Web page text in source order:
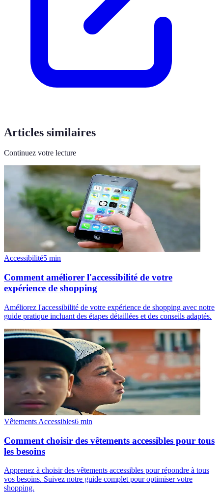
Articles similaires
Continuez votre lecture
Accessibilité5 min
Comment améliorer l'accessibilité de votre
expérience de shopping
Améliorez l'accessibilité de votre expérience de shopping avec notre
guide pratique incluant des étapes détaillées et des conseils adaptés.
Vêtements Accessibles6 min
Comment choisir des vêtements accessibles pour tous
les besoins
Apprenez à choisir des vêtements accessibles pour répondre à tous
vos besoins. Suivez notre guide complet pour optimiser votre
shopping.